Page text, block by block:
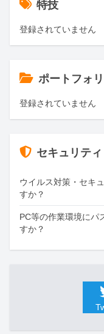
特技
登録されていません
ポートフォ
登録されていません
セキュリティ
ウイルス対策・セキ
すか？
PC等の作業環境にパ
すか？